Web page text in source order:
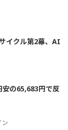
イクル第2幕、AI
安の65,683円で反
ン